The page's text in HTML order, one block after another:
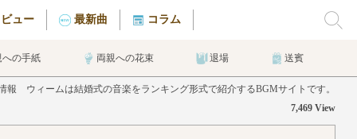
ュー 最新曲 コラム
への手紙 両親への花束 退場 送賓
報 ウィームは結婚式の音楽をランキング形式で紹介するBGMサイトです。
7,469 View